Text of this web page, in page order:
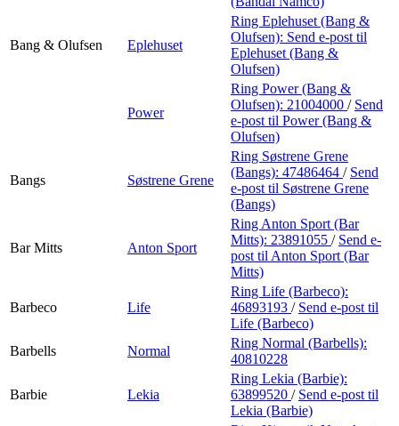
Bang & Olufsen Eplehuset
Ring Eplehuset (Bang &
Olufsen): Send e-post til
Eplehuset (Bang &
Olufsen)
Power
Ring Power (Bang &
Olufsen): 21004000 / Send
e-post til Power (Bang &
Olufsen)
Bangs Søstrene Grene
Ring Søstrene Grene
(Bangs): 47486464 / Send
e-post til Søstrene Grene
(Bangs)
Bar Mitts Anton Sport
Ring Anton Sport (Bar
Mitts): 23891055 / Send e-
post til Anton Sport (Bar
Mitts)
Barbeco Life
Ring Life (Barbeco):
46893193 / Send e-post til
Life (Barbeco)
Barbells
Normal
Ring Normal (Barbells):
40810228
Barbie Lekia
Ring Lekia (Barbie):
63899520 / Send e-post til
Lekia (Barbie)